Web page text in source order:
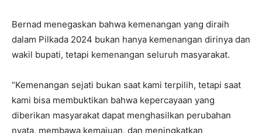
Bernad menegaskan bahwa kemenangan yang diraih
dalam Pilkada 2024 bukan hanya kemenangan dirinya dan
wakil bupati, tetapi kemenangan seluruh masyarakat.
“Kemenangan sejati bukan saat kami terpilih, tetapi saat
kami bisa membuktikan bahwa kepercayaan yang
diberikan masyarakat dapat menghasilkan perubahan
nyata, membawa kemajuan, dan meningkatkan